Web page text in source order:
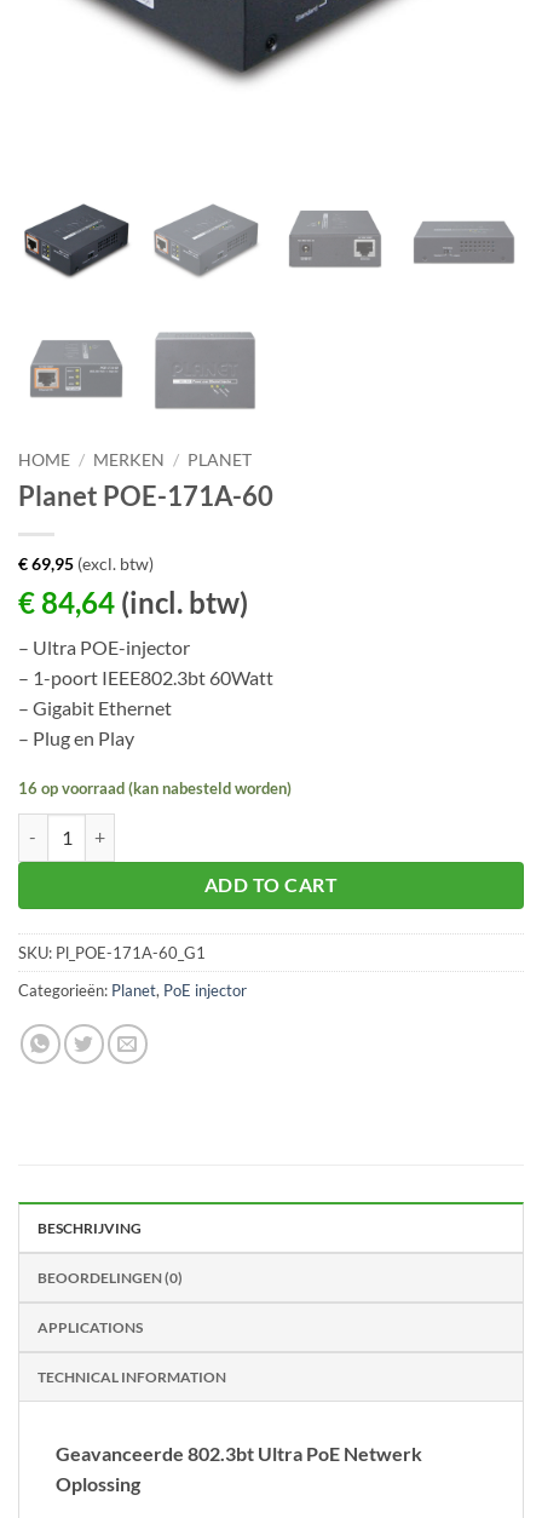
HOME / MERKEN / PLANET
Planet POE-171A-60
€69,95 (excl. btw)
€ 84,64 (incl. btw)
– Ultra POE-injector
– 1-poort IEEE802.3bt 60Watt
– Gigabit Ethernet
– Plug en Play
16 op voorraad (kan nabesteld worden)
ADD TO CART
SKU: Pl_POE-171A-60_G1
Categorieën: Planet, PoE injector
BESCHRIJVING
BEOORDELINGEN (0)
APPLICATIONS
TECHNICAL INFORMATION
Geavanceerde 802.3bt Ultra PoE Netwerk
Oplossing